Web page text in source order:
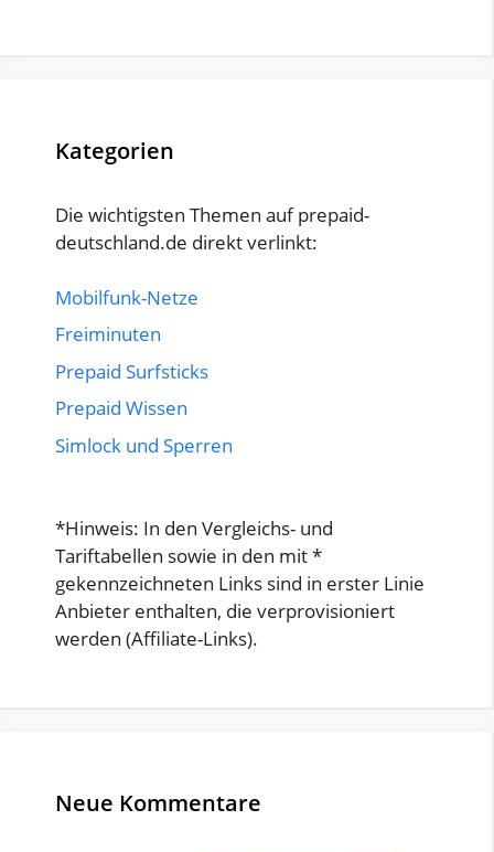
Kategorien
Die wichtigsten Themen auf prepaid-
deutschland.de direkt verlinkt:
Mobilfunk-Netze
Freiminuten
Prepaid Surfsticks
Prepaid Wissen
Simlock und Sperren
*Hinweis: In den Vergleichs- und
Tariftabellen sowie in den mit *
gekennzeichneten Links sind in erster Linie
Anbieter enthalten, die verprovisioniert
werden (Affiliate-Links).
Neue Kommentare